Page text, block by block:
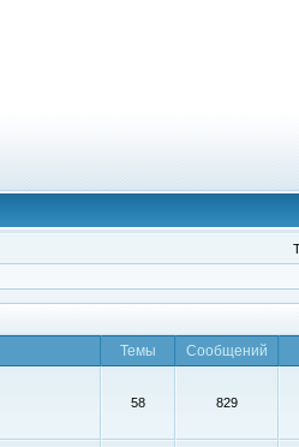
Темы Сообщений
58 829